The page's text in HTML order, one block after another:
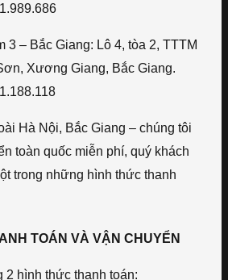
3 – Bắc Giang: Lô 4, tòa 2, TTTM
Xương Giang, Bắc Giang.
Hà Nội, Bắc Giang – chúng tôi
toàn quốc miễn phí, quý khách
trong những hình thức thanh
TOÁN VÀ VẬN CHUYỂN
2 hình thức thanh toán: